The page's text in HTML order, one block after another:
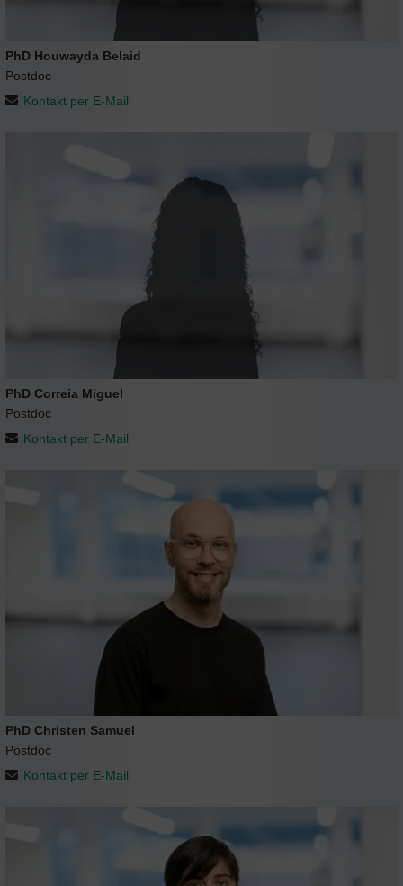
PhD Houwayda Belaid
Postdoc
Kontakt per E-Mail
PhD Correia Miguel
Postdoc
Kontakt per E-Mail
PhD Christen Samuel
Postdoc
Kontakt per E-Mail